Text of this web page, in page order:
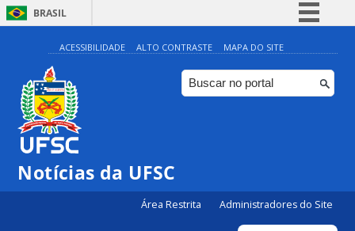
BRASIL
Simplifique!
Comunica BR
Participe
ACESSIBILIDADE ALTO CONTRASTE MAPA DO SITE
Notícias da UFSC
Área Restrita Administradores do Site